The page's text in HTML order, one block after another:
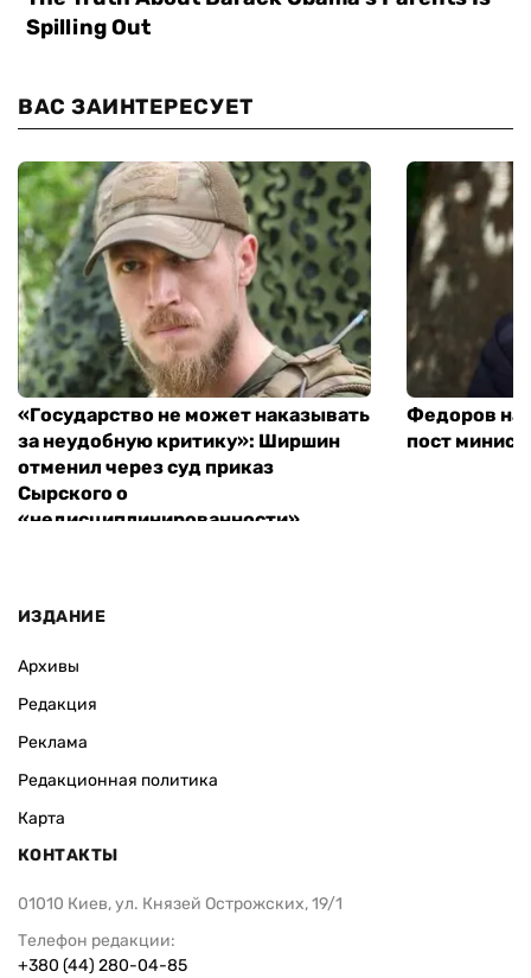
ВАС ЗАИНТЕРЕСУЕТ
«Государство не может наказывать
за неудобную критику»: Ширшин
отменил через суд приказ
Сырского о
«недисциплинированности»
Федоров
пост
ИЗДАНИЕ
Архивы
Редакция
Реклама
Редакционная политика
Карта
КОНТАКТЫ
01010 Киев, ул. Князей Острожских, 19/1
Телефон редакции:
+380 (44) 280-04-85